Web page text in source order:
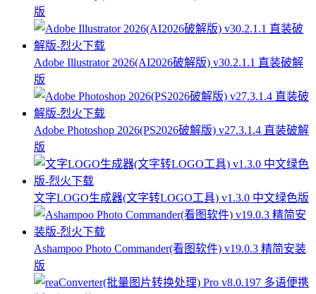
版
Adobe Illustrator 2026(AI2026破解版) v30.2.1.1 直装破解
版
Adobe Photoshop 2026(PS2026破解版) v27.3.1.4 直装破解
版
文字LOGO生成器(文字转LOGO工具) v1.3.0 中文绿色版
Ashampoo Photo Commander(看图软件) v19.0.3 精简安装
版